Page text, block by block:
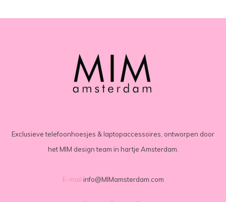
Exclusieve telefoonhoesjes & laptopaccessoires, ontworpen door
het MIM design team in hartje Amsterdam.
E-mail info@MIMamsterdam.com